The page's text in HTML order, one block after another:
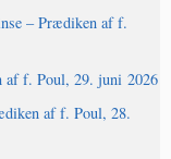
– Prædiken af f.
af f. Poul, 29. juni 2026
af f. Poul, 28.